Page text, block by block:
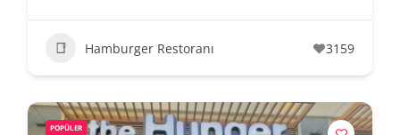
Hamburger Restoranı 3159
POPÜLER